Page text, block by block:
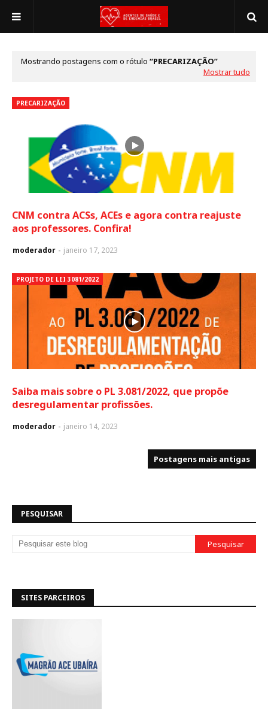
Mostrando postagens com o rótulo
PRECARIZAÇÃO
Mostrar tudo
PRECARIZAÇÃO
CNM contra ACSs, ACEs e agora contra reajuste
aos professores. Confira!
moderador janeiro 17, 2023
PROJETO DE LEI 3081/2022
Saiba mais sobre o PL 3.081/2022, que propõe
desregulamentar profissões.
moderador janeiro 14, 2023
Postagens mais antigas
PESQUISAR
SITES PARCEIROS